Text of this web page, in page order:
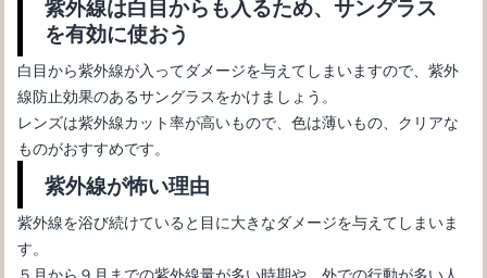
サングラスの選び方【メンズ編】失敗なしで似合うポイントを紹
介
を有効に使おう
白目から紫外線が入ってダメージを与えてしまいますので、紫外
線防止効果のあるサングラスをかけましょう。
レンズは紫外線カット率が高いもので、色は薄いもの、クリアな
ものがおすすめです。
紫外線が怖い理由
紫外線を浴び続けていると目に大きなダメージを与えてしまいま
す。
５月から９月までの紫外線量が多い時期や、外での行動が多い人